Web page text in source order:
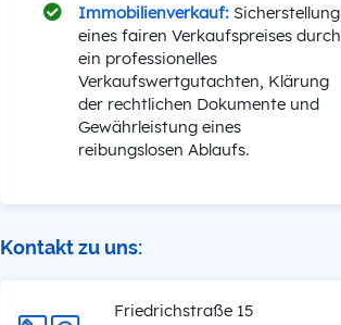
Immobilienverkauf: Sicherstellung
eines fairen Verkaufspreises durch
ein professionelles
Verkaufswertgutachten, Klärung
der rechtlichen Dokumente und
Gewährleistung eines
reibungslosen Ablaufs.
Kontakt zu uns:
Friedrichstraße 15